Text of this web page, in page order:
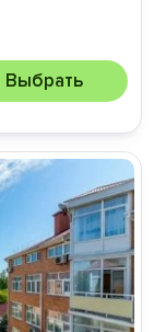
Выбрать